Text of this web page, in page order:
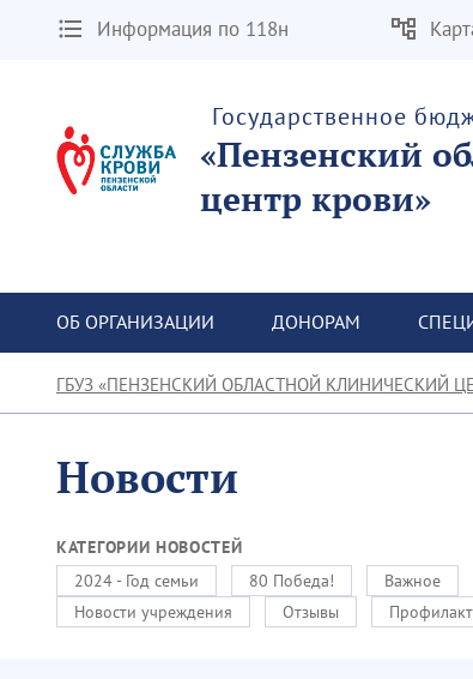
Информация по 118н
Государственное
«Пензенский
центр крови»
ОБ ОРГАНИЗАЦИИ ДОНОРАМ
ГБУЗ «ПЕНЗЕНСКИЙ ОБЛАСТНОЙ КЛИНИЧЕСКИЙ
Новости
КАТЕГОРИИ НОВОСТЕЙ
2024 - Год семьи
80 Победа! Важное
Новости учреждения
Отзывы